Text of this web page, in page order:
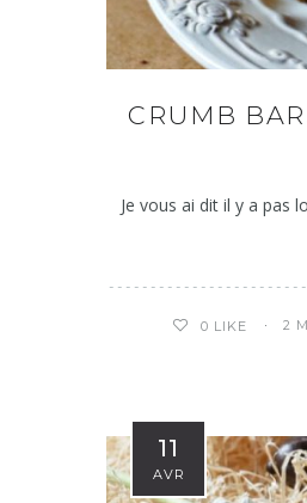
CRUMB
Je vous ai dit il y a pas
0 LIKE 2
11
AVR